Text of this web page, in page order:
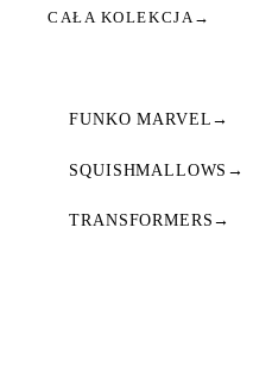
CAŁA KOLEKCJA→
FUNKO MARVEL →
SQUISHMALLOWS →
TRANSFORMERS →